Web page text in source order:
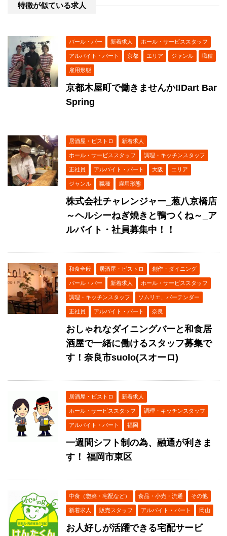
特徴が似ている求人
バール・バー 新着求人 ホール・サービススタッフ
アルバイト・パート 京都 エリア ジャンル 職種
雇用形態
京都木屋町で働きませんか‼︎Dart Bar
Spring
居酒屋・ビストロ 新着求人
ホール・サービススタッフ 調理・キッチンスタッフ
正社員 アルバイト・パート 大阪 エリア
ジャンル 職種 雇用形態
株式会社チャレンジャー_葱八京橋店
～ヘルシーねぎ焼きと鴨つくね～_ア
ルバイト・社員募集中！！
和食全般 居酒屋・ビストロ 創作・ダイニング
バール・バー 新着求人 ホール・サービススタッフ
調理・キッチンスタッフ ソムリエ、バーテンダー
正社員 アルバイト・パート 奈良
おしゃれなダイニングバーと和食居
酒屋で一緒に働けるスタッフ募集で
す！奈良市suolo(スオーロ)
居酒屋・ビストロ 新着求人
ホール・サービススタッフ 調理・キッチンスタッフ
アルバイト・パート 福岡
一週間シフト制の為、融通が利きま
す！ 福岡市東区
中食（惣菜・宅配など） 食品・小売・流通 その他
新着求人 販売スタッフ アルバイト・パート 岡山
お人好しが活躍できる宅配サービ